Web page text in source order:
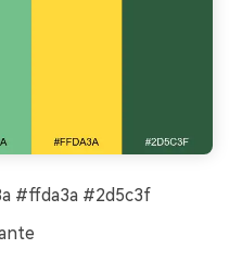
#ffda3a #2d5c3f